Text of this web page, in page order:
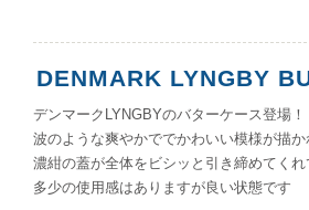
DENMARK LYNGBY
デンマークLYNGBYのバターケース登場！
波のような爽やかででかわいい模様が描か
濃紺の蓋が全体をビシッと引き締めてくれ
多少の使用感はありますが良い状態です